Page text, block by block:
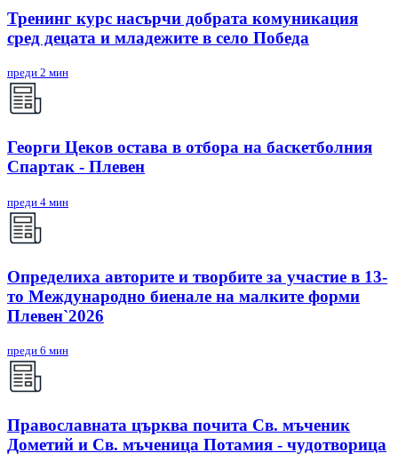
Тренинг курс насърчи добрата комуникация
сред децата и младежите в село Победа
преди 2 мин
Георги Цеков остава в отбора на баскетболния
Спартак - Плевен
преди 4 мин
Определиха авторите и творбите за участие в 13-
то Международно биенале на малките форми
Плевен`2026
преди 6 мин
Православната църква почита Св. мъченик
Дометий и Св. мъченица Потамия - чудотворица